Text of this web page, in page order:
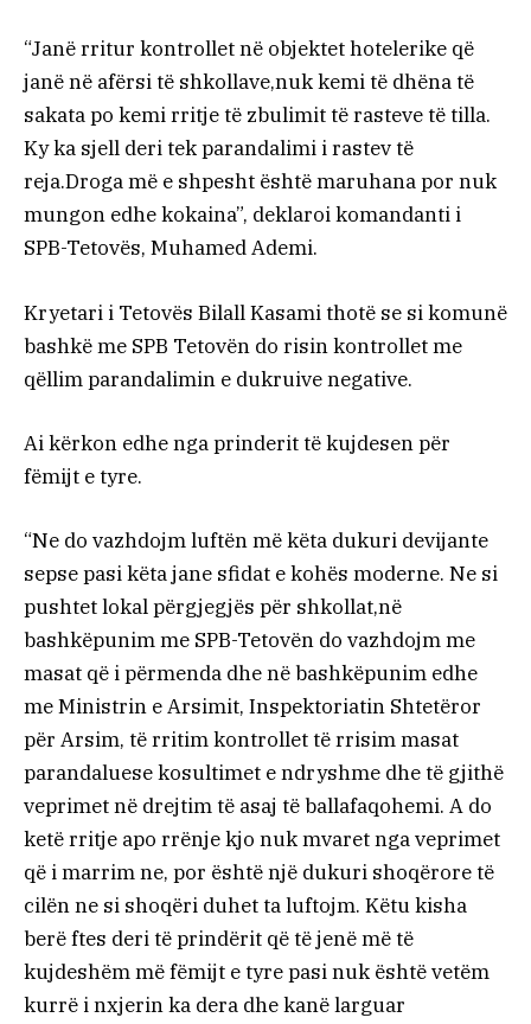
“Janë rritur kontrollet në objektet hotelerike që
janë në afërsi të shkollave,nuk kemi të dhëna të
sakata po kemi rritje të zbulimit të rasteve të tilla.
Ky ka sjell deri tek parandalimi i rastev të
reja.Droga më e shpesht është maruhana por nuk
mungon edhe kokaina”, deklaroi komandanti i
SPB-Tetovës, Muhamed Ademi.
Kryetari i Tetovës Bilall Kasami thotë se si komunë
bashkë me SPB Tetovën do risin kontrollet me
qëllim parandalimin e dukruive negative.
Ai kërkon edhe nga prinderit të kujdesen për
fëmijt e tyre.
“Ne do vazhdojm luftën më këta dukuri devijante
sepse pasi këta jane sfidat e kohës moderne. Ne si
pushtet lokal përgjegjës për shkollat,në
bashkëpunim me SPB-Tetovën do vazhdojm me
masat që i përmenda dhe në bashkëpunim edhe
me Ministrin e Arsimit, Inspektoriatin Shtetëror
për Arsim, të rritim kontrollet të rrisim masat
parandaluese kosultimet e ndryshme dhe të gjithë
veprimet në drejtim të asaj të ballafaqohemi. A do
ketë rritje apo rrënje kjo nuk mvaret nga veprimet
që i marrim ne, por është një dukuri shoqërore të
cilën ne si shoqëri duhet ta luftojm. Këtu kisha
berë ftes deri të prindërit që të jenë më të
kujdeshëm më fëmijt e tyre pasi nuk është vetëm
kurrë i nxjerin ka dera dhe kanë larguar